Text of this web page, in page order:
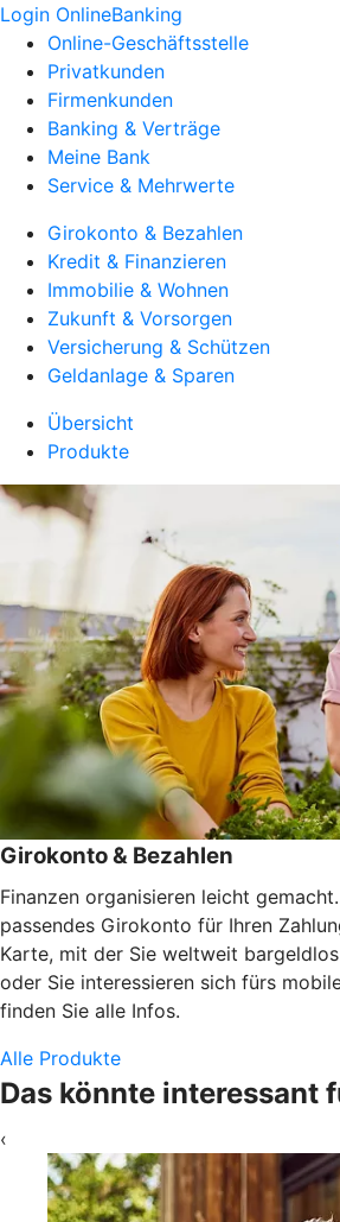
Login OnlineBanking
Online-Geschäftsstelle
Privatkunden
Firmenkunden
Banking & Verträge
Meine Bank
Service & Mehrwerte
Girokonto & Bezahlen
Kredit & Finanzieren
Immobilie & Wohnen
Zukunft & Vorsorgen
Versicherung & Schützen
Geldanlage & Sparen
Übersicht
Produkte
Girokonto & Bezahlen
Finanzen organisieren leicht
passendes Girokonto für Ihren
Karte, mit der Sie weltweit
oder Sie interessieren sich fürs
finden Sie alle Infos.
Alle Produkte
Das könnte interessant
‹